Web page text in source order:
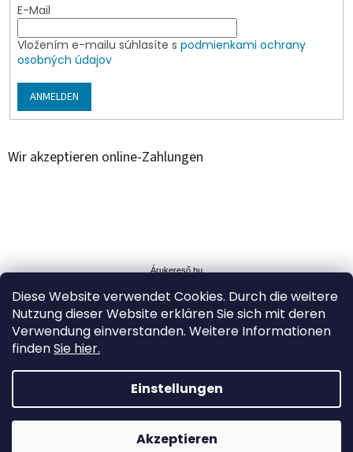
Diese Website verwendet Cookies. Durch die weitere
Nutzung dieser Website erklären Sie sich mit deren
Verwendung einverstanden. Weitere Informationen
findenSie hier.
Einstellungen
Akzeptieren
RABATT bis zu -35% auf ausgewählte Produkte. Kostenloser
E-Mail
Vložením e-mailu súhlasíte s podmienkami ochrany
osobných údajov
ANMELDEN
Wir akzeptieren online-Zahlungen
u
e
r
e
Árukereső.hu
Erstellt von Shoptet
Simplytoys. Alle Rechte vorbehalten.